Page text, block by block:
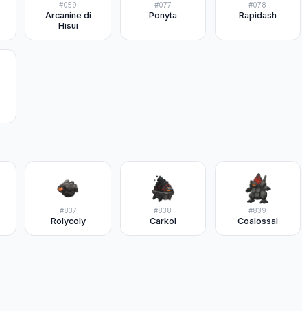
#059
Arcanine di
Hisui
#077
Ponyta
#078
Rapidash
#837
Rolycoly
#838
Carkol
#839
Coalossal